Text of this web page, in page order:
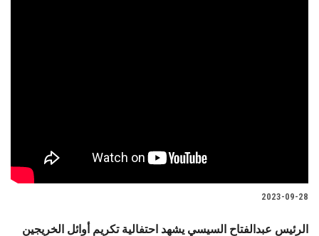
2023-09-28
الرئيس عبدالفتاح السيسي يشهد احتفالية تكريم أوائل الخريجين